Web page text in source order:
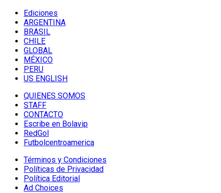
Ediciones
ARGENTINA
BRASIL
CHILE
GLOBAL
MÉXICO
PERU
US ENGLISH
QUIENES SOMOS
STAFF
CONTACTO
Escribe en Bolavip
RedGol
Futbolcentroamerica
Términos y Condiciones
Políticas de Privacidad
Política Editorial
Ad Choices